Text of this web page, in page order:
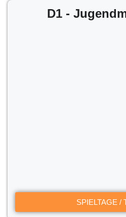
D1 -
SPIELTAGE /